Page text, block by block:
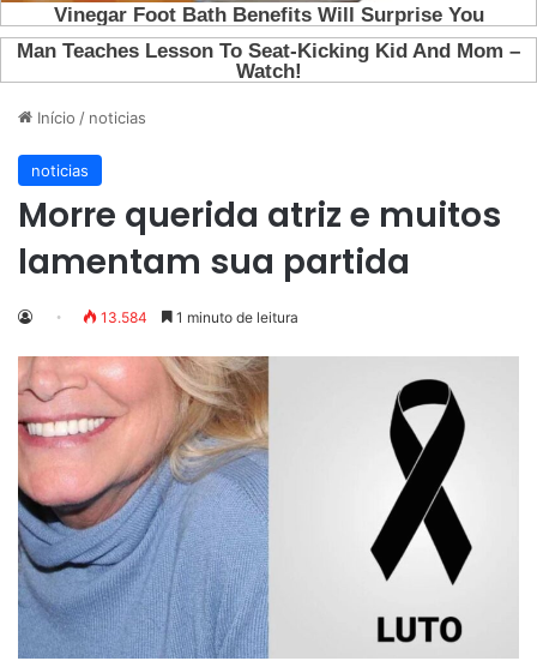
Início / noticias
noticias
Morre querida atriz e muitos
lamentam sua partida
13.584 1 minuto de leitura